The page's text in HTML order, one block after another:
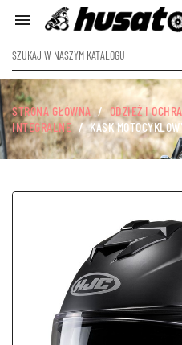

STRONA GŁÓWNA ODZIEŻ I
INTEGRALNE
KASK